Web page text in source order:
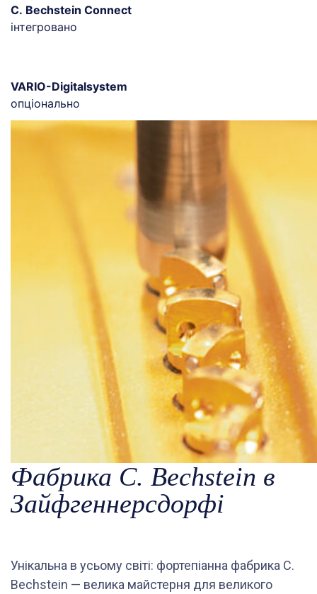
C. Bechstein Connect
інтегровано
VARIO-Digitalsystem
опціонально
Фабрика C. Bechstein в
Зайфгеннерсдорфі
Унікальна в усьому світі: фортепіанна фабрика C.
Bechstein — велика майстерня для великого